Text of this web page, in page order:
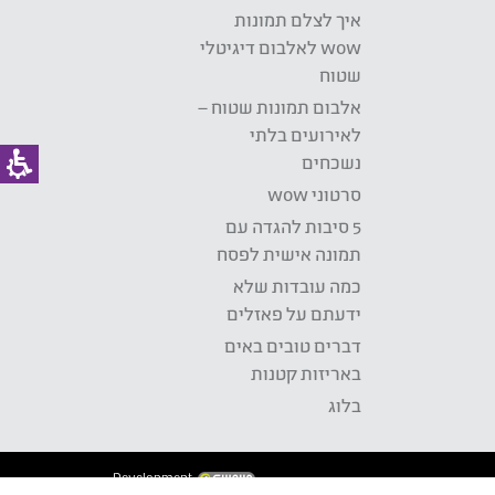
איך לצלם תמונות
wow לאלבום דיגיטלי
שטוח
אלבום תמונות שטוח –
לאירועים בלתי
נשכחים
סרטוני wow
5 סיבות להגדה עם
תמונה אישית לפסח
כמה עובדות שלא
ידעתם על פאזלים
דברים טובים באים
באריזות קטנות
בלוג
Development: